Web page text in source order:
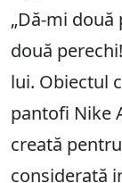
„Dă-mi
două
lui. Obiectul
pantofi Nike
creată
considerată